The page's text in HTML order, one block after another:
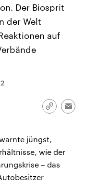
USA
Aktuelle Beiträge,
Wirtschaftlich und
die Vereinigten
Der Biosprit
der Welt
auf
Link
jüngst,
wie der
– das